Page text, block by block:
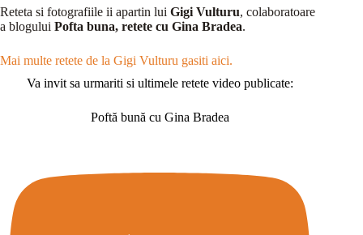
Reteta si fotografiile ii apartin lui Gigi Vulturu, colaboratoare
a blogului Pofta buna, retete cu Gina Bradea.
Mai multe retete de la Gigi Vulturu gasiti aici.
Va invit sa urmariti si ultimele retete video publicate:
Poftă bună cu Gina Bradea